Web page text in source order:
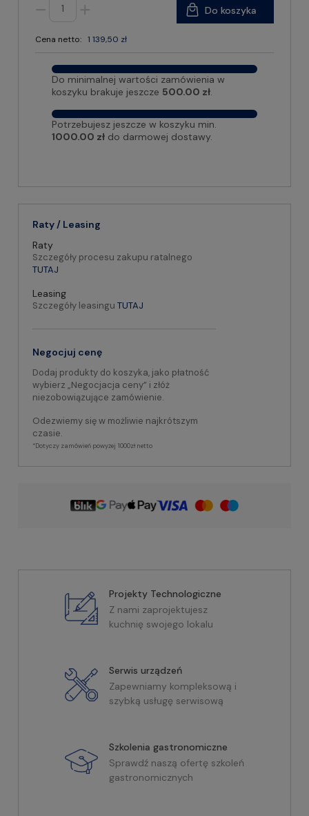
Cena netto: 1 139,50 zł
Do koszyka
Do minimalnej wartości zamówienia w
koszyku brakuje jeszcze 500.00 zł.
Potrzebujesz jeszcze w koszyku min.
1000.00 zł do darmowej dostawy.
Raty / Leasing
Raty
Szczegóły procesu zakupu ratalnego
TUTAJ
Leasing
Szczegóły leasingu TUTAJ
Negocjuj cenę
Dodaj produkty do koszyka, jako płatność
wybierz „Negocjacja ceny” i złóż
niezobowiązujące zamówienie.
Odezwiemy się w możliwie najkrótszym
czasie.
*Dotyczy zamówień powyżej 1000zł netto
Projekty Technologiczne
Z nami zaprojektujesz
kuchnię swojego lokalu
Serwis urządzeń
Zapewniamy kompleksową i
szybką usługę serwisową
Szkolenia gastronomiczne
Sprawdź naszą ofertę szkoleń
gastronomicznych